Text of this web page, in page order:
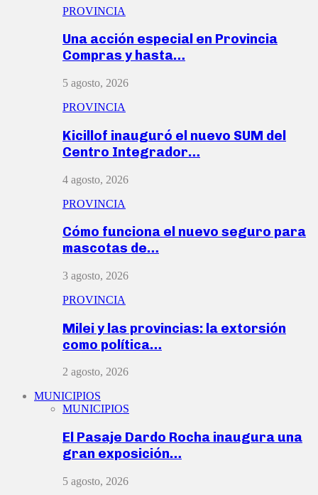
PROVINCIA
Una acción especial en Provincia
Compras y hasta…
5 agosto, 2026
PROVINCIA
Kicillof inauguró el nuevo SUM del
Centro Integrador…
4 agosto, 2026
PROVINCIA
Cómo funciona el nuevo seguro para
mascotas de…
3 agosto, 2026
PROVINCIA
Milei y las provincias: la extorsión
como política…
2 agosto, 2026
MUNICIPIOS
MUNICIPIOS
El Pasaje Dardo Rocha inaugura una
gran exposición…
5 agosto, 2026